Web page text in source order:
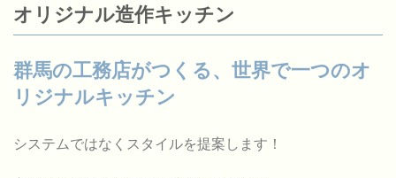
オリジナル造作キッチン
群馬の工務店がつくる、世界で一つのオ
リジナルキッチン
システムではなくスタイルを提案します！